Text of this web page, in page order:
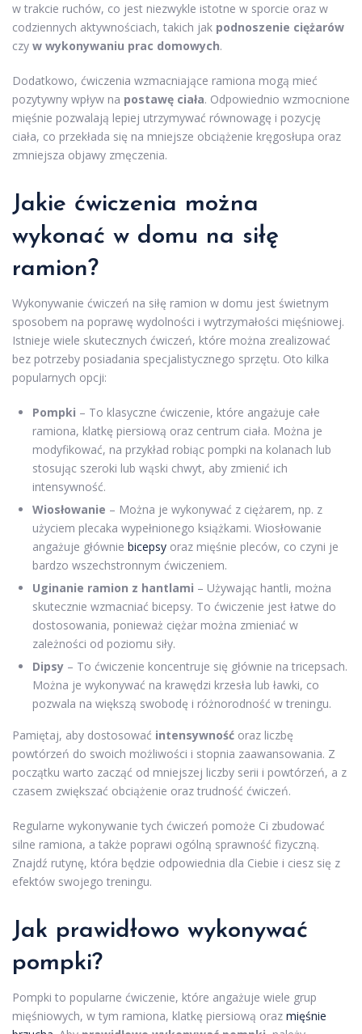
w trakcie ruchów, co jest niezwykle istotne w sporcie oraz w
codziennych aktywnościach, takich jak podnoszenie ciężarów
czy w wykonywaniu prac domowych.
Dodatkowo, ćwiczenia wzmacniające ramiona mogą mieć
pozytywny wpływ na postawę ciała. Odpowiednio wzmocnione
mięśnie pozwalają lepiej utrzymywać równowagę i pozycję
ciała, co przekłada się na mniejsze obciążenie kręgosłupa oraz
zmniejsza objawy zmęczenia.
Jakie ćwiczenia można
wykonać w domu na siłę
ramion?
Wykonywanie ćwiczeń na siłę ramion w domu jest świetnym
sposobem na poprawę wydolności i wytrzymałości mięśniowej.
Istnieje wiele skutecznych ćwiczeń, które można zrealizować
bez potrzeby posiadania specjalistycznego sprzętu. Oto kilka
popularnych opcji:
Pompki – To klasyczne ćwiczenie, które angażuje całe
ramiona, klatkę piersiową oraz centrum ciała. Można je
modyfikować, na przykład robiąc pompki na kolanach lub
stosując szeroki lub wąski chwyt, aby zmienić ich
intensywność.
Wiosłowanie – Można je wykonywać z ciężarem, np. z
użyciem plecaka wypełnionego książkami. Wiosłowanie
angażuje głównie bicepsy oraz mięśnie pleców, co czyni je
bardzo wszechstronnym ćwiczeniem.
Uginanie ramion z hantlami – Używając hantli, można
skutecznie wzmacniać bicepsy. To ćwiczenie jest łatwe do
dostosowania, ponieważ ciężar można zmieniać w
zależności od poziomu siły.
Dipsy – To ćwiczenie koncentruje się głównie na tricepsach.
Można je wykonywać na krawędzi krzesła lub ławki, co
pozwala na większą swobodę i różnorodność w treningu.
Pamiętaj, aby dostosować intensywność oraz liczbę
powtórzeń do swoich możliwości i stopnia zaawansowania. Z
początku warto zacząć od mniejszej liczby serii i powtórzeń, a z
czasem zwiększać obciążenie oraz trudność ćwiczeń.
Regularne wykonywanie tych ćwiczeń pomoże Ci zbudować
silne ramiona, a także poprawi ogólną sprawność fizyczną.
Znajdź rutynę, która będzie odpowiednia dla Ciebie i ciesz się z
efektów swojego treningu.
Jak prawidłowo wykonywać
pompki?
Pompki to popularne ćwiczenie, które angażuje wiele grup
mięśniowych, w tym ramiona, klatkę piersiową oraz mięśnie